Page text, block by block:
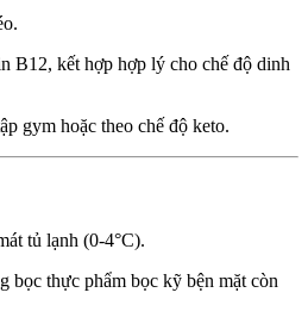
B12, kết hợp hợp lý cho chế độ dinh
gym hoặc theo chế độ keto.
tủ lạnh (0-4°C).
bọc thực phẩm bọc kỹ bện mặt còn